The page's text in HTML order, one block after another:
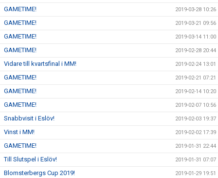
GAMETIME! 2019-03-28 10:26
GAMETIME! 2019-03-21 09:56
GAMETIME! 2019-03-14 11:00
GAMETIME! 2019-02-28 20:44
Vidare till kvartsfinal i MM! 2019-02-24 13:01
GAMETIME! 2019-02-21 07:21
GAMETIME! 2019-02-14 10:20
GAMETIME! 2019-02-07 10:56
Snabbvisit i Eslöv! 2019-02-03 19:37
Vinst i MM! 2019-02-02 17:39
GAMETIME! 2019-01-31 22:44
Till Slutspel i Eslöv! 2019-01-31 07:07
Blomsterbergs Cup 2019! 2019-01-29 19:51